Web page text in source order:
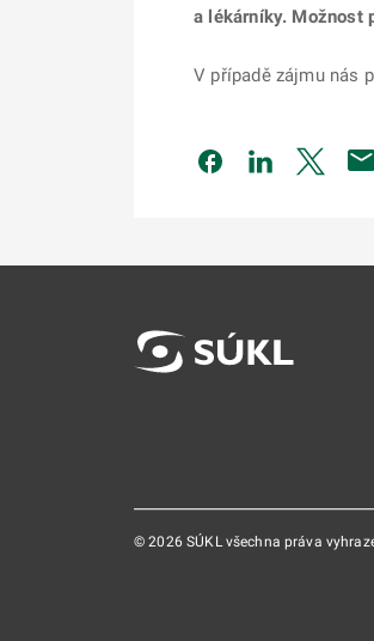
a lékárníky. Možnost
V případě zájmu nás
Odkaz seOdkaz se
© 2026 SÚKL všechna práva